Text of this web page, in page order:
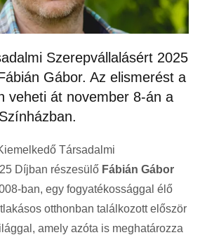
Szerepvállalásért 2025
Gábor. Az elismerést a
veheti át november 8-án a
Társadalmi
Díjban részesülő Fábián Gábor
ban, egy fogyatékossággal élő
otthonban találkozott először
amely azóta is meghatározza